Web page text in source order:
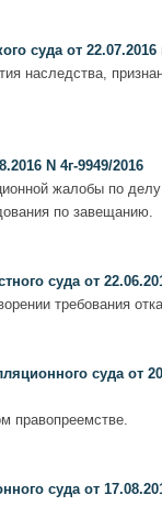
суда от 22.07.2016
наследства,
N 4г-9949/2016
жалобы по
по завещанию.
суда от
требования
суда от
правопреемстве.
суда от